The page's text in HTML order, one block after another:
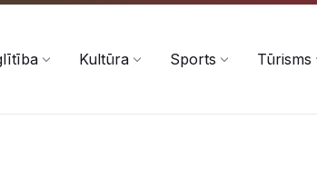
Kultūra Sports Tūrisms